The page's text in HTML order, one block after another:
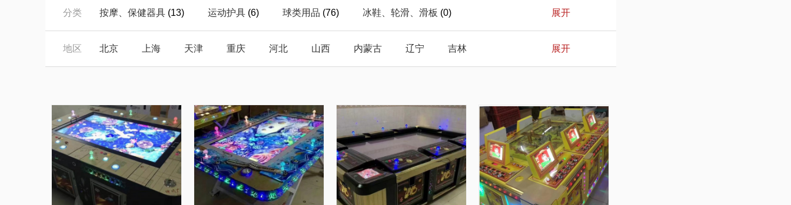
汽摩/配件 家电/电器 安全/防护 能源/原料 库存/积压 照明/灯具
仪器/仪表 电子/元器 电工/电气 数码/电脑 礼品/工艺 建筑/建材
运动/休闲 手机/通讯 玩具/魔术 环保/节能 传媒/广电 加工/代工
服务/咨询 医疗/器械 互联网/通信 食品/饮料 互联网推广业务 农林牧副渔
转让出租
分类 按摩、保健器具 (13) 运动护具 (6) 球类用品 (76) 冰鞋、轮滑、滑板 (0)
库存体育运动产品 (23) 库存娱乐休闲产品 体育运动产品加工 (24)
健身器材用品 (301) 冰鞋、轮滑、滑板 (0) 乐器 棋牌、室内休闲 (14)
水族器材 (0) 酒店客房用品 (24) 马术用品 (0) 球类用品 (14) 酒店大堂用品 (0)
场地铺设器材 (190) 田径用品 (0) 餐饮设备 滑雪用品 (0) 水上运动用品 (3)
展开
地区 北京 上海 天津 重庆 河北 山西 内蒙古 辽宁 吉林
广东 广西 海南 四川 贵州 云南 甘肃 青海
宁夏 新疆 台湾 香港 澳门
展开